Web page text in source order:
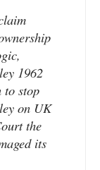
1962
to stop
on UK
the
its